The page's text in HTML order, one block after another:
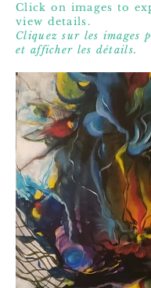
Click on images to
view details.
Cliquez sur les images
et afficher les détails.